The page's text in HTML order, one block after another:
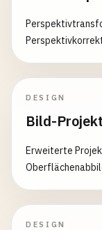
DESIGN
Bild-
Erweiterte
DESIGN